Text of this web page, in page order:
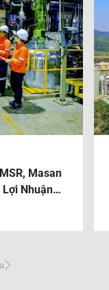
Masan
Lợi Nhuận